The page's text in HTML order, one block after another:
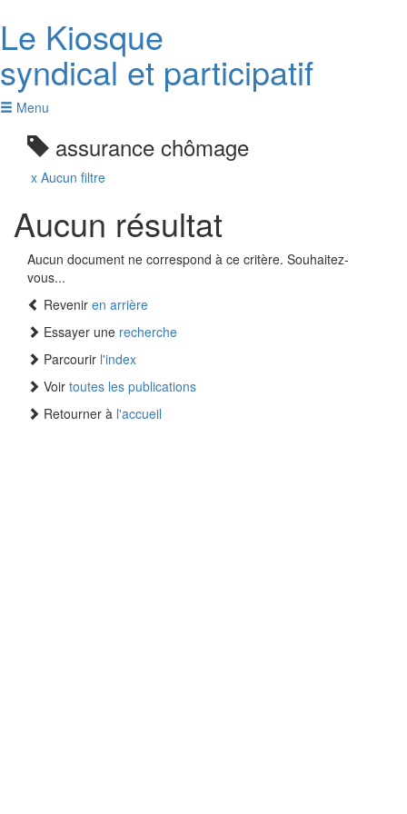
Le Kiosque
syndical et participatif
Menu
assurance chômage
x Aucun filtre
Aucun résultat
Aucun document ne correspond à ce critère. Souhaitez-
vous...
Revenir en arrière
Essayer une recherche
Parcourir l'index
Voir toutes les publications
Retourner à l'accueil